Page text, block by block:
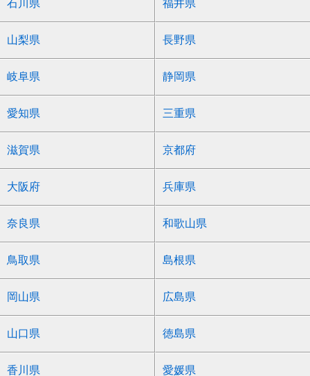
石川県 福井県
山梨県 長野県
岐阜県 静岡県
愛知県 三重県
滋賀県 京都府
大阪府 兵庫県
奈良県 和歌山県
鳥取県 島根県
岡山県 広島県
山口県 徳島県
香川県 愛媛県